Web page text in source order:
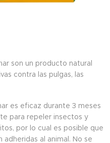
son un producto natural
contra las pulgas, las
es eficaz durante 3 meses
para repeler insectos y
por lo cual es posible que
al animal. No se